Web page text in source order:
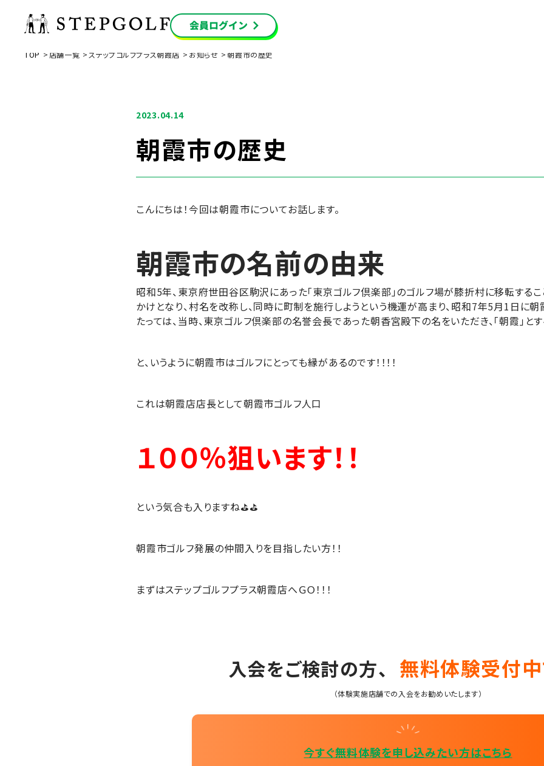
TOP 店舗一覧 ステップゴルフプラス朝霞店 お知らせ 朝霞市の歴史
2023.04.14
朝霞市の歴史
こんにちは！今回は朝霞市についてお話します。
朝霞市の名前の由来
昭和5年、東京府世田谷区駒沢にあった「東京ゴルフ倶楽部」のゴルフ場が膝折村に移転するこ
かけとなり、村名を改称し、同時に町制を施行しようという機運が高まり、昭和7年5月1日に
たっては、当時、東京ゴルフ倶楽部の名誉会長であった朝香宮殿下の名をいただき、「朝霞」と
と、いうように朝霞市はゴルフにとっても縁があるのです！！！！
これは朝霞店店長として朝霞市ゴルフ人口
１００％狙います！！
という気合も入りますね⛳⛳
朝霞市ゴルフ発展の仲間入りを目指したい方！！
まずはステップゴルフプラス朝霞店へＧＯ！！！
入会をご検討の方、 無料体験受付
（体験実施店舗での入会をお勧めいたします）
今すぐ無料体験を申し込みたい方はこちら